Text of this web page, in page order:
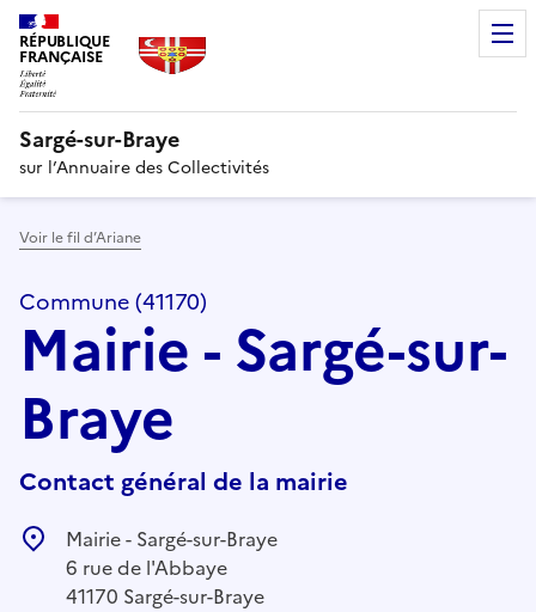
RÉPUBLIQUE
FRANÇAISE
Sargé-sur-Braye
sur l’Annuaire des Collectivités
Voir le fil d’Ariane
Commune (41170)
Mairie - Sargé-sur-
Braye
Contact général de la mairie
Mairie - Sargé-sur-Braye
6 rue de l'Abbaye
41170 Sargé-sur-Braye